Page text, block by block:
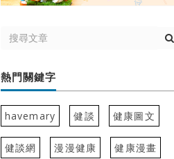
熱門關鍵字
havemary 健談 健康圖文
健談網 漫漫健康 健康漫畫